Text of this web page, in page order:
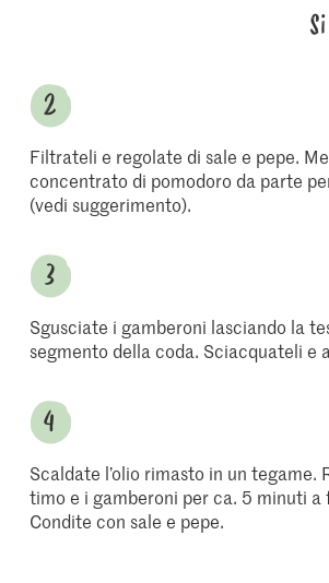
Filtrateli e regolate di sale e pepe.
concentrato di pomodoro da parte
(vedi suggerimento).
Sgusciate i gamberoni lasciando la
segmento della coda. Sciacquateli e
Scaldate l’olio rimasto in un tegame.
timo e i gamberoni per ca. 5 minuti a
Condite con sale e pepe.